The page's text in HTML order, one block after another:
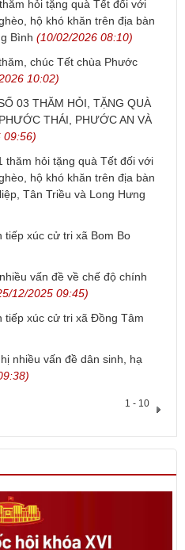
hỏi tặng quà Tết đối với
hộ khó khăn trên địa bàn
Bình (10/02/2026 08:10)
chúc Tết chùa Phước
10:02)
03 THĂM HỎI, TẶNG QUÀ
THÁI, PHƯỚC AN VÀ
09:56)
thăm hỏi tặng quà Tết đối với
hộ khó khăn trên địa bàn
Tân Triều và Long Hưng
xúc cử tri xã Bom Bo
vấn đề về chế độ chính
12/2025 09:45)
tiếp xúc cử tri xã Đồng Tâm
nhiều vấn đề dân sinh, hạ
1 - 10